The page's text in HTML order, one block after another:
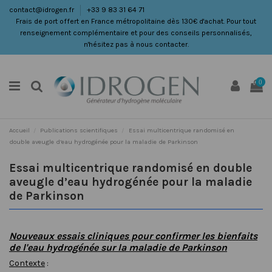
contact@idrogen.fr
+33 9 83 31 64 71
Frais de port offert en France métropolitaine dès 130€ d'achat. Pour tout
renseignement complémentaire et pour des conseils personnalisés,
n'hésitez pas à nous contacter.
0
Accueil Publications scientifiques
Essai multicentrique randomisé en
double aveugle d’eau hydrogénée pour la maladie de Parkinson
Essai multicentrique randomisé en double
aveugle d’eau hydrogénée pour la maladie
de Parkinson
Nouveaux essais cliniques pour confirmer les bienfaits
de l'eau hydrogénée sur la maladie de Parkinson
Contexte :